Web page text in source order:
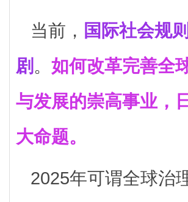
当前， 国际社会规
剧 。 如何改革完善全
与发展的崇高事业，
大命题。
2025年可谓全球治